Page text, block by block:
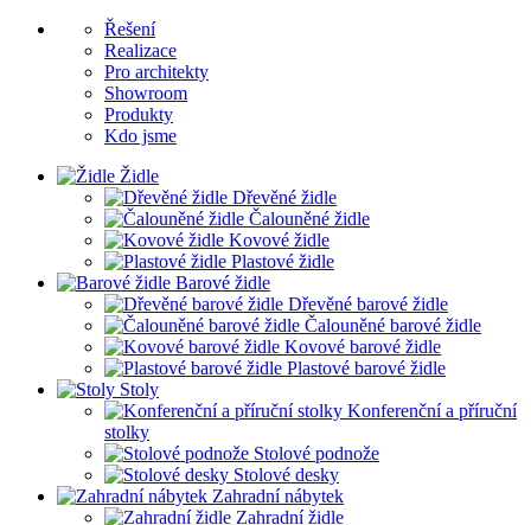
Řešení
Realizace
Pro architekty
Showroom
Produkty
Kdo jsme
Židle
Dřevěné židle
Čalouněné židle
Kovové židle
Plastové židle
Barové židle
Dřevěné barové židle
Čalouněné barové židle
Kovové barové židle
Plastové barové židle
Stoly
Konferenční a příruční
stolky
Stolové podnože
Stolové desky
Zahradní nábytek
Zahradní židle